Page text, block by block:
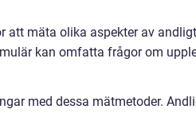
att mäta olika aspekter av andligt
kan omfatta frågor om
med dessa mätmetoder.